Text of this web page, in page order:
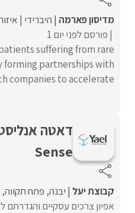
מדיסון פארמה היברידי
פורסם לפני יום 1
suffering from rare
forming partnerships with
companies to accelerate ...
Sense
קבוצת יעל יבנה פתח תקווה